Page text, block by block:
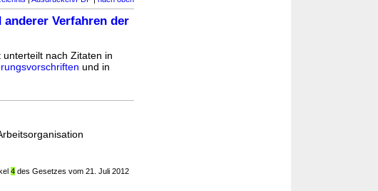
Verfahren der
nach Zitaten in
und in
4 des Gesetzes vom 21. Juli 2012